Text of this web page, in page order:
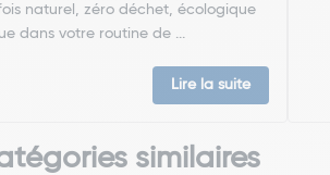
naturel, zéro déchet, écologique
dans votre routine de ...
Lire la suite
similaires